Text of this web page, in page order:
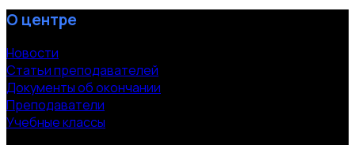
О центре
Новости
Статьи преподавателей
Документы об окончании
Преподаватели
Учебные классы